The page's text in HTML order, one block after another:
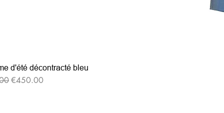
d'été décontracté bleu
セール価格
€450.00